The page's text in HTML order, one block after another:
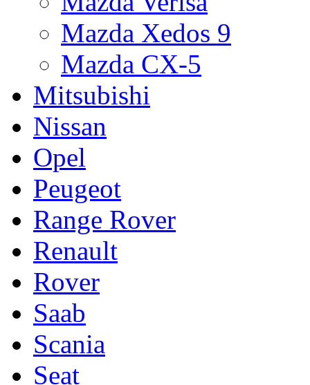
Mazda Xedos 9
Mazda CX-5
Mitsubishi
Nissan
Opel
Peugeot
Range Rover
Renault
Rover
Saab
Scania
Seat